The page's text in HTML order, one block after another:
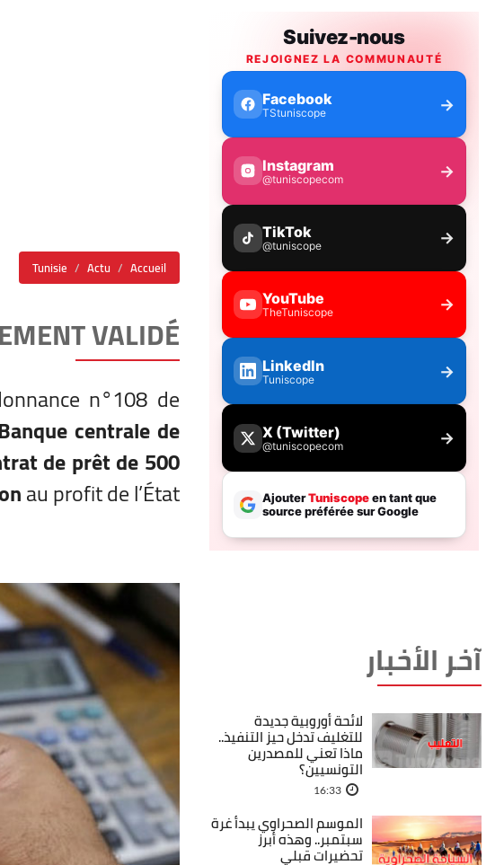
Tunisie Actu Accueil
VALIDÉ
n°108 de
centrale de
de prêt de 500
au profit de l’État.
آخر الأخبار
لائحة أوروبية جديدة
للتغليف تدخل حيز التنفيذ..
ماذا تعني للمصدرين
التونسيين؟
16:33
الموسم الصحراوي يبدأ غرة
سبتمبر.. وهذه أبرز
تحضيرات قبلي